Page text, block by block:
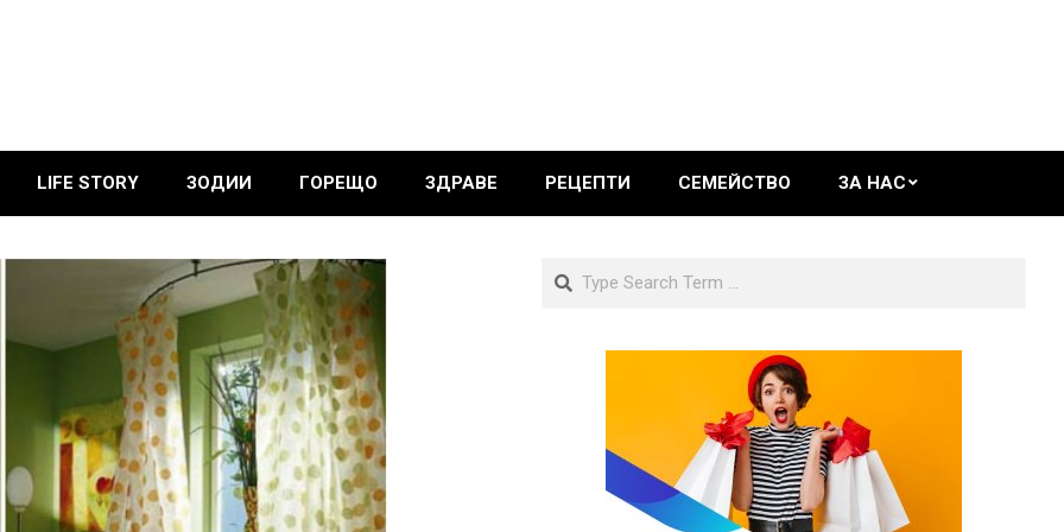
LIFE STORY ЗОДИИ ГОРЕЩО ЗДРАВЕ РЕЦЕПТИ СЕМЕЙСТВО ЗА НАС
Search